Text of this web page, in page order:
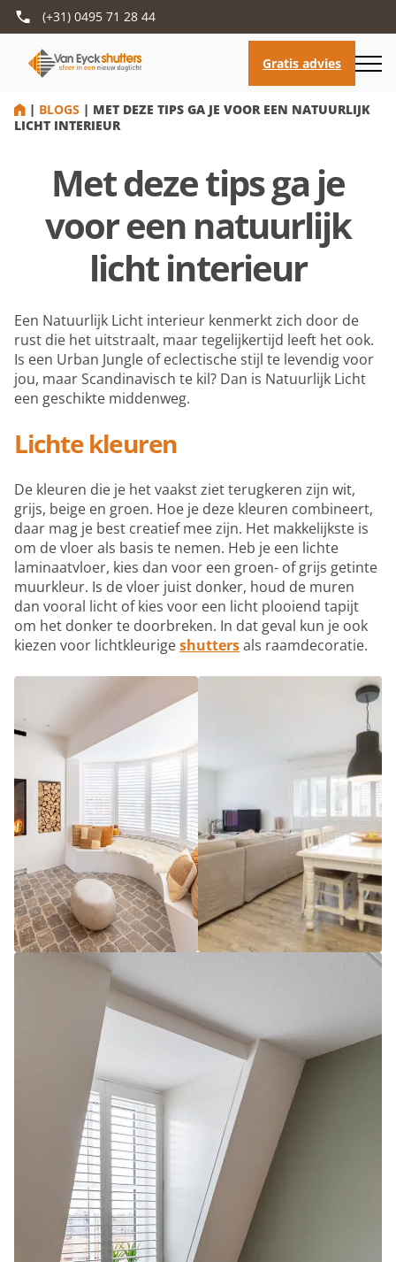
(+31) 0495 71 28 44
HOME
| BLOGS | MET DEZE TIPS GA JE VOOR EEN NATUURLIJK
LICHT INTERIEUR
Met deze tips ga je
voor een natuurlijk
licht interieur
Een Natuurlijk Licht interieur kenmerkt zich door de
rust die het uitstraalt, maar tegelijkertijd leeft het ook.
Is een Urban Jungle of eclectische stijl te levendig voor
jou, maar Scandinavisch te kil? Dan is Natuurlijk Licht
een geschikte middenweg.
Lichte kleuren
De kleuren die je het vaakst ziet terugkeren zijn wit,
grijs, beige en groen. Hoe je deze kleuren combineert,
daar mag je best creatief mee zijn. Het makkelijkste is
om de vloer als basis te nemen. Heb je een lichte
laminaatvloer, kies dan voor een groen- of grijs getinte
muurkleur. Is de vloer juist donker, houd de muren
dan vooral licht of kies voor een licht plooiend tapijt
om het donker te doorbreken. In dat geval kun je ook
kiezen voor lichtkleurigeshuttersals raamdecoratie.